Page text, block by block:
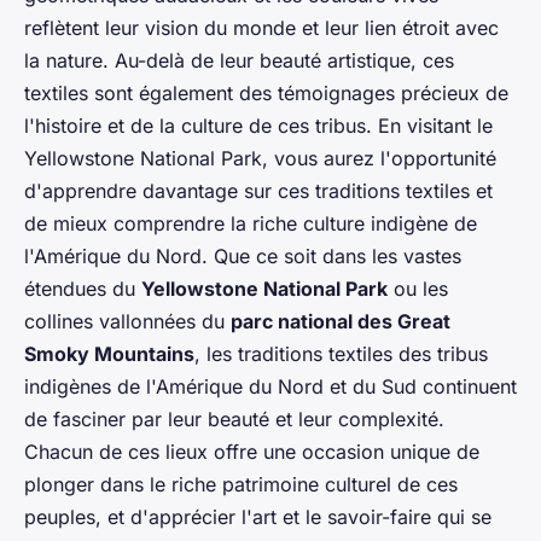
reflètent leur vision du monde et leur lien étroit avec
la nature. Au-delà de leur beauté artistique, ces
textiles sont également des témoignages précieux de
l'histoire et de la culture de ces tribus. En visitant le
Yellowstone National Park, vous aurez l'opportunité
d'apprendre davantage sur ces traditions textiles et
de mieux comprendre la riche culture indigène de
l'Amérique du Nord. Que ce soit dans les vastes
étendues du Yellowstone National Park ou les
collines vallonnées du parc national des Great
Smoky Mountains, les traditions textiles des tribus
indigènes de l'Amérique du Nord et du Sud continuent
de fasciner par leur beauté et leur complexité.
Chacun de ces lieux offre une occasion unique de
plonger dans le riche patrimoine culturel de ces
peuples, et d'apprécier l'art et le savoir-faire qui se